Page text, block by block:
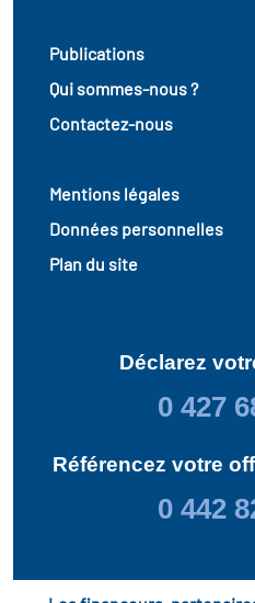
Publications
Qui sommes-nous ?
Contactez-nous
Mentions légales
Données personnelles
Plan du site
Déclarez
0 427
Référencez votre
0 442